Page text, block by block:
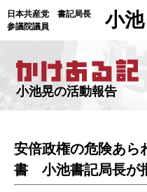
日本共産党 書記局長
参議院議員
小
小池晃の活動報告
安倍政権の危険あら
書 小池書記局長が